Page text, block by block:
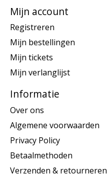
Mijn account
Registreren
Mijn bestellingen
Mijn tickets
Mijn verlanglijst
Informatie
Over ons
Algemene voorwaarden
Privacy Policy
Betaalmethoden
Verzenden & retourneren